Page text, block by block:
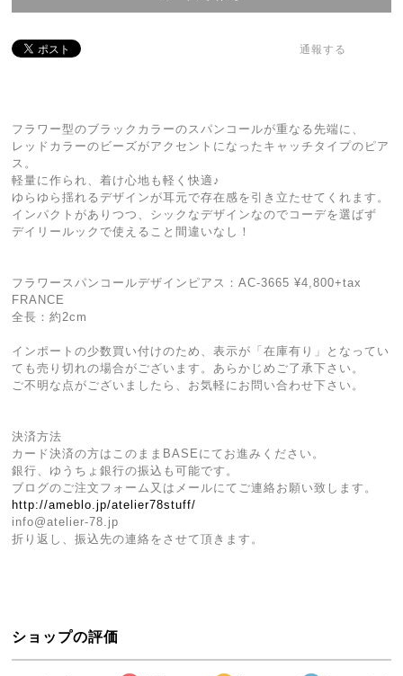
通報する
フラワー型のブラックカラーのスパンコールが重なる先端に、
レッドカラーのビーズがアクセントになったキャッチタイプのピア
ス。
軽量に作られ、着け心地も軽く快適♪
ゆらゆら揺れるデザインが耳元で存在感を引き立たせてくれます。
インパクトがありつつ、シックなデザインなのでコーデを選ばず
デイリールックで使えること間違いなし！
フラワースパンコールデザインピアス：AC-3665 ¥4,800+tax
FRANCE
全長：約2cm
インポートの少数買い付けのため、表示が「在庫有り」となってい
ても売り切れの場合がございます。あらかじめご了承下さい。
ご不明な点がございましたら、お気軽にお問い合わせ下さい。
決済方法
カード決済の方はこのままBASEにてお進みください。
銀行、ゆうちょ銀行の振込も可能です。
ブログのご注文フォーム又はメールにてご連絡お願い致します。
http://ameblo.jp/atelier78stuff/
info@atelier-78.jp
折り返し、振込先の連絡をさせて頂きます。
ショップの評価